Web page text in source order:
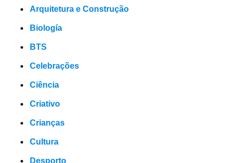
Arquitetura e Construção
Biología
BTS
Celebrações
Ciência
Criativo
Crianças
Cultura
Desporto